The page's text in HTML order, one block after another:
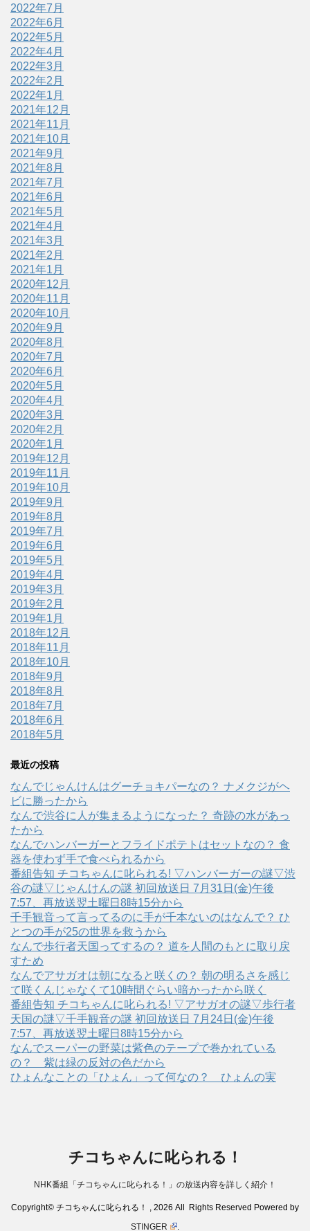
2022年7月
2022年6月
2022年5月
2022年4月
2022年3月
2022年2月
2022年1月
2021年12月
2021年11月
2021年10月
2021年9月
2021年8月
2021年7月
2021年6月
2021年5月
2021年4月
2021年3月
2021年2月
2021年1月
2020年12月
2020年11月
2020年10月
2020年9月
2020年8月
2020年7月
2020年6月
2020年5月
2020年4月
2020年3月
2020年2月
2020年1月
2019年12月
2019年11月
2019年10月
2019年9月
2019年8月
2019年7月
2019年6月
2019年5月
2019年4月
2019年3月
2019年2月
2019年1月
2018年12月
2018年11月
2018年10月
2018年9月
2018年8月
2018年7月
2018年6月
2018年5月
最近の投稿
なんでじゃんけんはグーチョキパーなの？ ナメクジがヘ
ビに勝ったから
なんで渋谷に人が集まるようになった？ 奇跡の水があっ
たから
なんでハンバーガーとフライドポテトはセットなの？ 食
器を使わず手で食べられるから
番組告知 チコちゃんに叱られる! ▽ハンバーガーの謎▽渋
谷の謎▽じゃんけんの謎 初回放送日 7月31日(金)午後
7:57、再放送翌土曜日8時15分から
千手観音って言ってるのに手が千本ないのはなんで？ ひ
とつの手が25の世界を救うから
なんで歩行者天国ってするの？ 道を人間のもとに取り戻
すため
なんでアサガオは朝になると咲くの？ 朝の明るさを感じ
て咲くんじゃなくて10時間ぐらい暗かったから咲く
番組告知 チコちゃんに叱られる! ▽アサガオの謎▽歩行者
天国の謎▽千手観音の謎 初回放送日 7月24日(金)午後
7:57、再放送翌土曜日8時15分から
なんでスーパーの野菜は紫色のテープで巻かれている
の？ 紫は緑の反対の色だから
ひょんなことの「ひょん」って何なの？ ひょんの実
チコちゃんに叱られる！
NHK番組「チコちゃんに叱られる！」の放送内容を詳しく紹介！
Copyright© チコちゃんに叱られる！ , 2026 All Rights Reserved Powered by
STINGER
.